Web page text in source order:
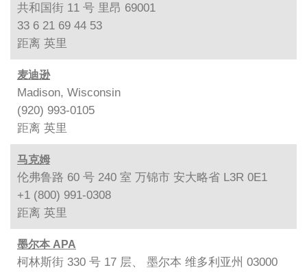
共和国街 11 号 里昂 69001
33 6 21 69 44 53
距离 英里
麦迪逊
Madison, Wisconsin
(920) 993-0105
距离 英里
马克姆
伦弗鲁路 60 号 240 室 万锦市 安大略省 L3R 0E1
+1 (800) 991-0308
距离 英里
墨尔本 APA
柯林斯街 330 号 17 层、 墨尔本 维多利亚州 03000